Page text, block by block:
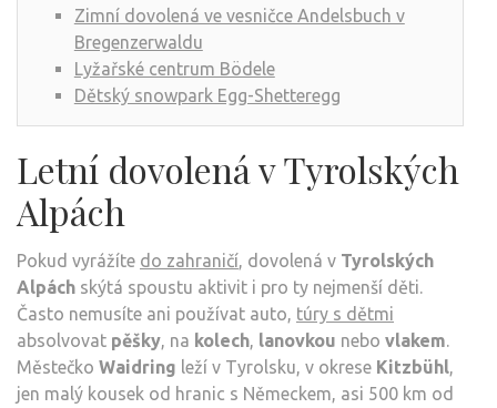
Zimní dovolená ve vesničce Andelsbuch v
Bregenzerwaldu
Lyžařské centrum Bödele
Dětský snowpark Egg-Shetteregg
Letní dovolená v Tyrolských
Alpách
Pokud vyrážíte do zahraničí, dovolená v Tyrolských
Alpách skýtá spoustu aktivit i pro ty nejmenší děti.
Často nemusíte ani používat auto, túry s dětmi
absolvovat pěšky, na kolech, lanovkou nebo vlakem.
Městečko Waidring leží v Tyrolsku, v okrese Kitzbühl,
jen malý kousek od hranic s Německem, asi 500 km od